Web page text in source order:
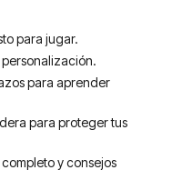
para jugar.
para aprender
para proteger tus
y consejos